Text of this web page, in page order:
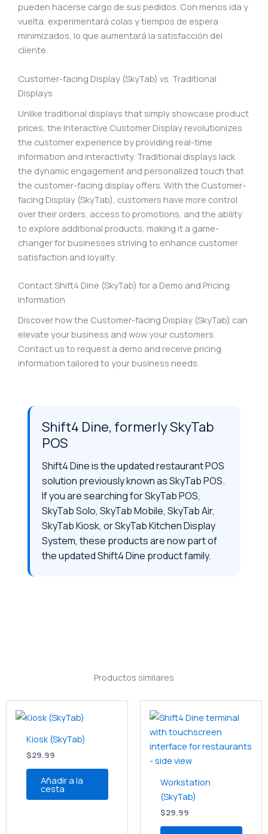
pueden hacerse cargo de sus pedidos. Con menos ida y
vuelta, experimentará colas y tiempos de espera
minimizados, lo que aumentará la satisfacción del
cliente.
Customer-facing Display (SkyTab) vs. Traditional
Displays
Unlike traditional displays that simply showcase product
prices, the Interactive Customer Display revolutionizes
the customer experience by providing real-time
information and interactivity. Traditional displays lack
the dynamic engagement and personalized touch that
the customer-facing display offers. With the Customer-
facing Display (SkyTab), customers have more control
over their orders, access to promotions, and the ability
to explore additional products, making it a game-
changer for businesses striving to enhance customer
satisfaction and loyalty.
Contact Shift4 Dine (SkyTab) for a Demo and Pricing
Information
Discover how the Customer-facing Display (SkyTab) can
elevate your business and wow your customers.
Contact us to request a demo and receive pricing
information tailored to your business needs.
Shift4 Dine, formerly SkyTab
POS
Shift4 Dine is the updated restaurant POS
solution previously known as SkyTab POS.
If you are searching for SkyTab POS,
SkyTab Solo, SkyTab Mobile, SkyTab Air,
SkyTab Kiosk, or SkyTab Kitchen Display
System, these products are now part of
the updated Shift4 Dine product family.
Productos similares
Kiosk (SkyTab)
$29.99
Añadir a la
cesta
Workstation
(SkyTab)
$29.99